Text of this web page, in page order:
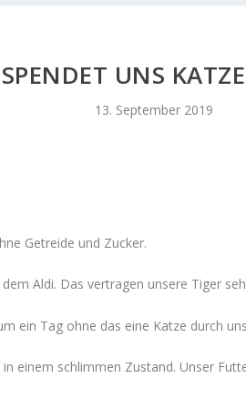
UNS
13. September 2019
Getreide und Zucker.
Aldi. Das vertragen unsere Tiger
ein Tag ohne das eine Katze durch
einem schlimmen Zustand. Unser